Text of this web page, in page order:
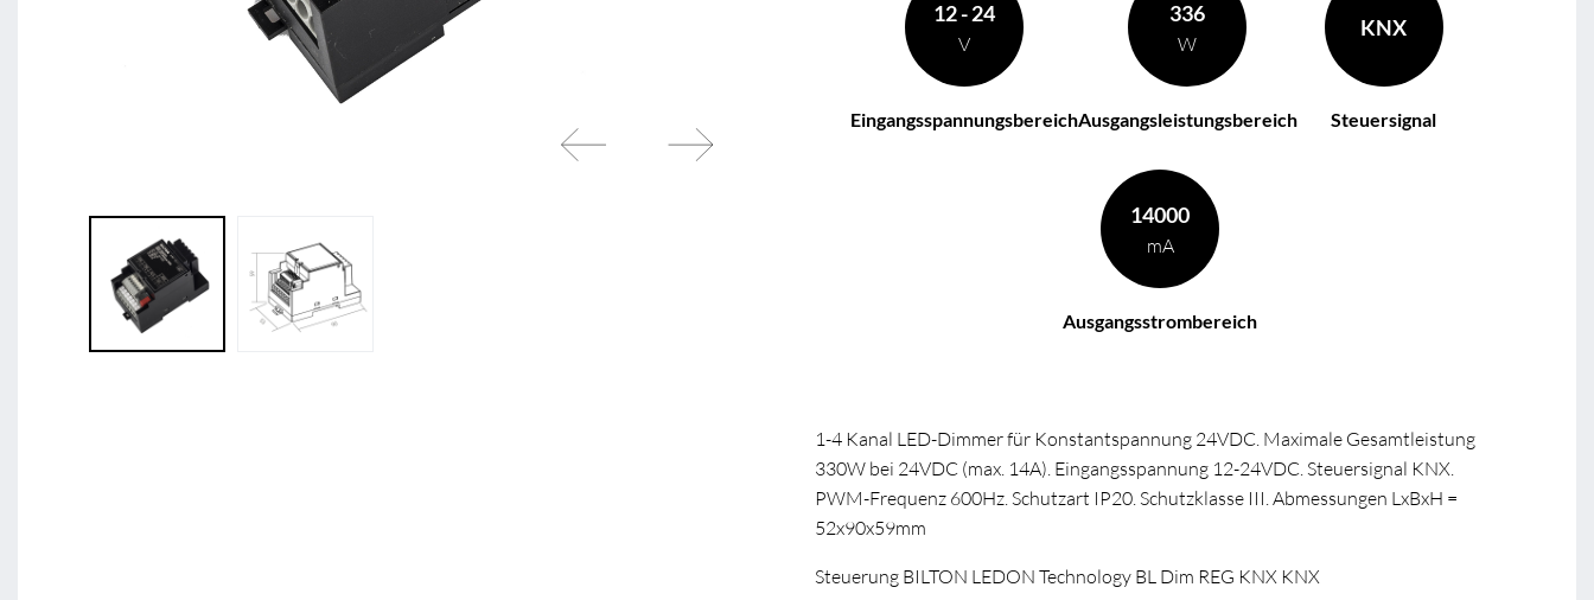
12 - 24
V
Eingangsspannungsbereich
336
W
Ausgangsleistungsbereich
KNX
Steuersignal
14000
mA
Ausgangsstrombereich
1-4 Kanal LED-Dimmer für Konstantspannung 24VDC. Maximale Gesamtleistung
330W bei 24VDC (max. 14A). Eingangsspannung 12-24VDC. Steuersignal KNX.
PWM-Frequenz 600Hz. Schutzart IP20. Schutzklasse III. Abmessungen LxBxH =
52x90x59mm
Steuerung BILTON LEDON Technology BL Dim REG KNX KNX